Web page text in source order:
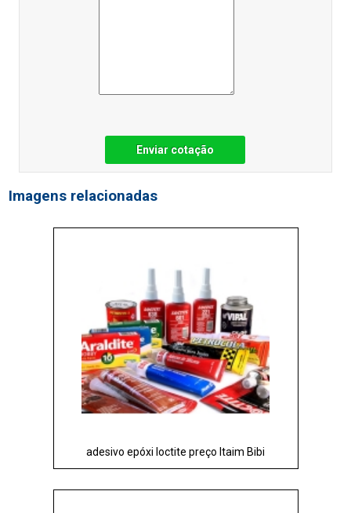
Enviar cotação
Imagens relacionadas
adesivo epóxi loctite preço Itaim Bibi